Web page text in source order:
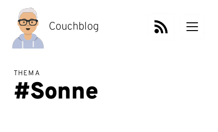
Inhalt
springen
Couchblog
THEMA
#Sonne